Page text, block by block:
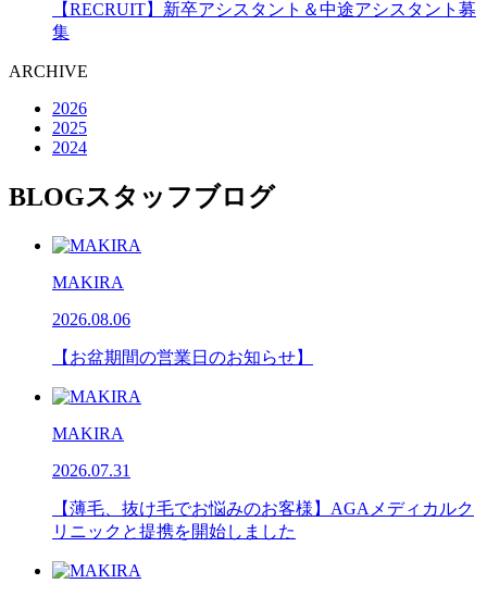
【RECRUIT】新卒アシスタント＆中途アシスタント募
集
ARCHIVE
2026
2025
2024
BLOGスタッフブログ
MAKIRA
2026.08.06
【お盆期間の営業日のお知らせ】
MAKIRA
2026.07.31
【薄毛、抜け毛でお悩みのお客様】AGAメディカルク
リニックと提携を開始しました